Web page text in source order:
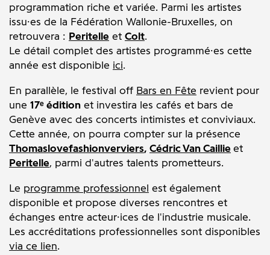
programmation riche et variée. Parmi les artistes
issu·es de la Fédération Wallonie-Bruxelles, on
retrouvera : Peritelle et Colt.
Le détail complet des artistes programmé·es cette
année est disponible ici.
En parallèle, le festival off Bars en Fête revient pour
une 17ᵉ édition et investira les cafés et bars de
Genève avec des concerts intimistes et conviviaux.
Cette année, on pourra compter sur la présence
Thomaslovefashionverviers, Cédric Van Caillie et
Peritelle, parmi d'autres talents prometteurs.
Le programme professionnel est également
disponible et propose diverses rencontres et
échanges entre acteur·ices de l'industrie musicale.
Les accréditations professionnelles sont disponibles
via ce lien.